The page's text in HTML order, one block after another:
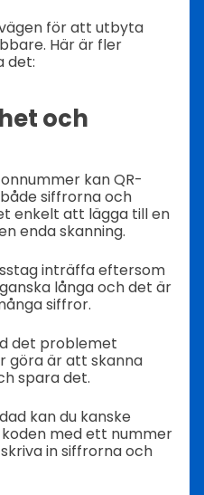
för att utbyta
Här är fler
det:
och
kan QR-
siffrorna och
enkelt att lägga till en
enda skanning.
inträffa eftersom
långa och det är
siffror.
det problemet
göra är att skanna
spara det.
kan du kanske
med ett nummer
in siffrorna och